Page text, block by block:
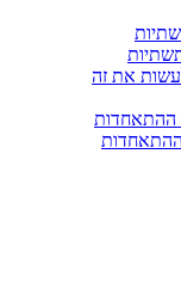
את זה
ההתאחדות
ההתאחדות